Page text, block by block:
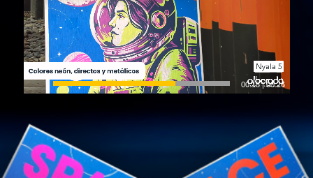
00:20|00:26